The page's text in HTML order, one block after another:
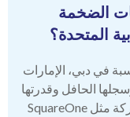
الضخمة
المتحدة؟
في دبي، الإمارات
الحافل وقدرتها
على تلبية احتياجاتك الخاصة. ابحث عن شركة مثل SquareOne